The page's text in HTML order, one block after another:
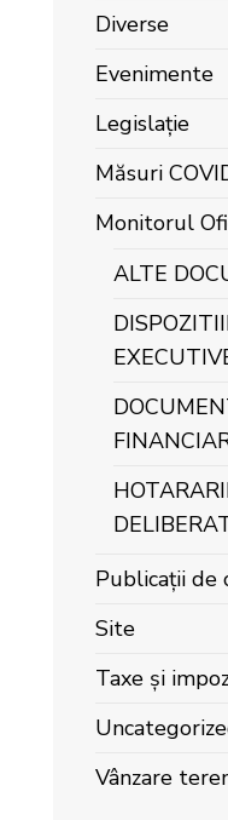
Diverse
Evenimente
Legislație
Măsuri
Monitorul
ALTE
Publicații de
Site
Taxe și
Vânzare